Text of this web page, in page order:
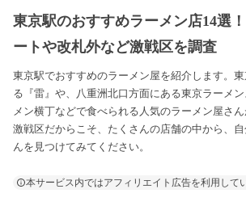
東京駅のおすすめラーメン店14選
ートや改札外など激戦区を調査
東京駅でおすすめのラーメン屋を紹介します。
る『雷』や、八重洲北口方面にある東京ラーメ
メン横丁などで食べられる人気のラーメン屋さ
激戦区だからこそ、たくさんの店舗の中から、
んを見つけてみてください。
本サービス内ではアフィリエイト広告を利用して